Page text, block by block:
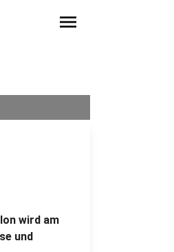
menu
wird am
und